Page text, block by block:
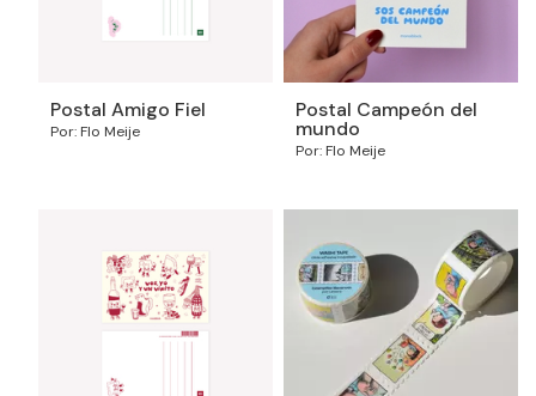
Postal Amigo Fiel
Por: Flo Meije
Postal Campeón del
mundo
Por: Flo Meije